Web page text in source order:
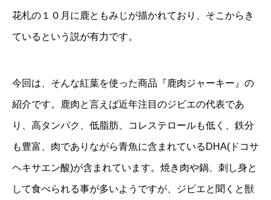
花札の１０月に鹿ともみじが描かれており、そこからき
ているという説が有力です。
今回は、そんな紅葉を使った商品『鹿肉ジャーキー』の
紹介です。鹿肉と言えば近年注目のジビエの代表であ
り、高タンパク、低脂肪、コレステロールも低く、鉄分
も豊富、肉でありながら青魚に含まれているDHA(ドコサ
ヘキサエン酸)が含まれています。焼き肉や鍋、刺し身と
して食べられる事が多いようですが、ジビエと聞くと獣